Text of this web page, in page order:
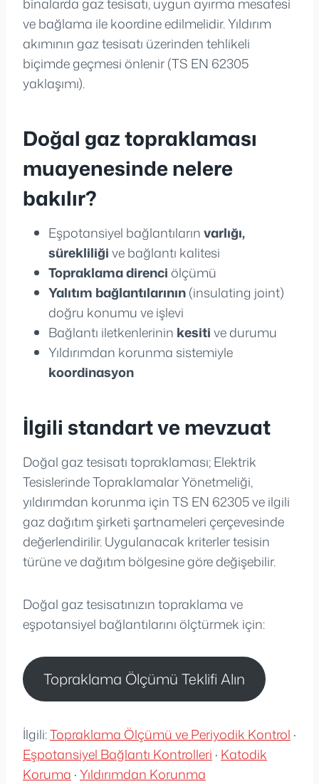
ve bağlama ile koordine edilmelidir. Yıldırım
akımının gaz tesisatı üzerinden tehlikeli
biçimde geçmesi önlenir (TS EN 62305
yaklaşımı).
Doğal gaz topraklaması
muayenesinde nelere
bakılır?
Eşpotansiyel bağlantılarınvarlığı,
sürekliliğive bağlantı kalitesi
Topraklama direnci ölçümü
Yalıtım bağlantılarının(insulating joint)
doğru konumu ve işlevi
Bağlantı iletkenlerinin kesitive durumu
Yıldırımdan korunma sistemiyle
koordinasyon
İlgili standart ve mevzuat
Doğal gaz tesisatı topraklaması; Elektrik
Tesislerinde Topraklamalar Yönetmeliği,
yıldırımdan korunma için TS EN 62305 ve ilgili
gaz dağıtım şirketi şartnameleri çerçevesinde
değerlendirilir. Uygulanacak kriterler tesisin
türüne ve dağıtım bölgesine göre değişebilir.
Doğal gaz tesisatınızın topraklama ve
eşpotansiyel bağlantılarını ölçtürmek için:
Topraklama Ölçümü Teklifi Alın
İlgili:Topraklama Ölçümü ve Periyodik Kontrol ·
Eşpotansiyel Bağlantı Kontrolleri · Katodik
Koruma ·Yıldırımdan Korunma